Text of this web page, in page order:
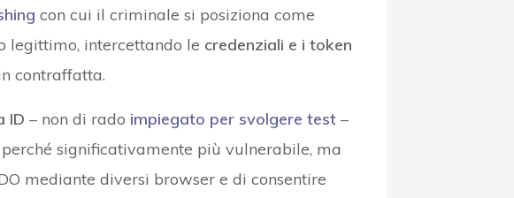
con cui il criminale si posiziona come
intercettando le credenziali e i token
contraffatta.
ID – non di rado impiegato per svolgere test–
significativamente più vulnerabile, ma
mediante diversi browser e di consentire